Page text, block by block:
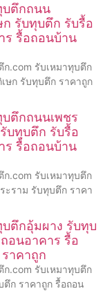
บตึกถนน
ก รับทุบตึก รับรื้อ
ร รื้อถอนบ้าน
ก.com รับเหมาทุบตึก
ษก รับทุบตึก ราคาถูก
บตึกถนนเพชร
บทุบตึก รับรื้อ
ร รื้อถอนบ้าน
ก.com รับเหมาทุบตึก
ะราม รับทุบตึก ราคา
บตึกอุ้มผาง รับทุบ
อนอาคาร รื้อ
าคาถูก
ก.com รับเหมาทุบตึก
ตึก ราคาถูก รื้อถอน